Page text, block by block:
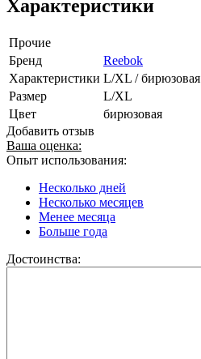
Характеристики
Прочие
Бренд
Reebok
Характеристики L/XL / бирюзовая
Размер
L/XL
Цвет
бирюзовая
Добавить отзыв
Ваша оценка:
Опыт использования:
Несколько дней
Несколько месяцев
Менее месяца
Больше года
Достоинства: